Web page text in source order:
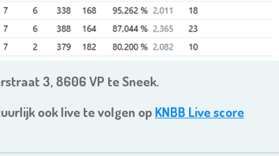
3, 8606 VP te Sneek.
ook live te volgen op KNBB Live score